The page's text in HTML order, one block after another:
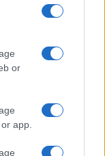
or
app.